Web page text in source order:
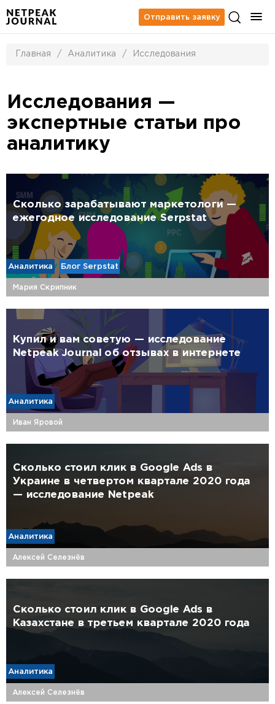
Отправить заявку
Главная / Аналитика / Исследования
Исследования —
экспертные статьи про
аналитику
Сколько зарабатывают маркетологи —
ежегодное исследование Serpstat
Аналитика Блог Serpstat
Мария Скрипник
Купил и вам советую — исследование
Netpeak Journal об отзывах в интернете
Аналитика
Иван Яровой
Сколько стоил клик в Google Ads в
Украине в четвертом квартале 2020 года
— исследование Netpeak
Аналитика
Алексей Селезнёв
Сколько стоил клик в Google Ads в
Казахстане в третьем квартале 2020 года
Аналитика
Алексей Селезнёв